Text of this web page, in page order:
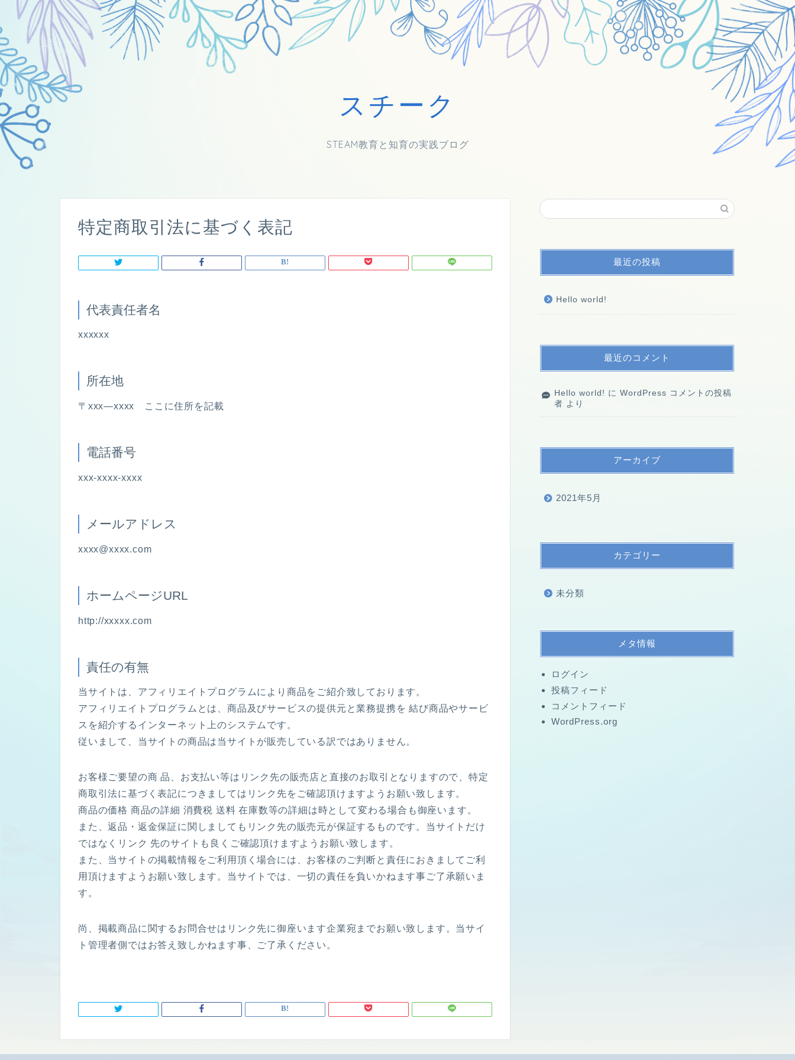
スチーク
STEAM教育と知育の実践ブログ
特定商取引法に基づく表記
代表責任者名
xxxxxx
所在地
〒xxx―xxxx ここに住所を記載
電話番号
xxx-xxxx-xxxx
メールアドレス
xxxx@xxxx.com
ホームページURL
http://xxxxx.com
責任の有無
当サイトは、アフィリエイトプログラムにより商品をご紹介致しております。
アフィリエイトプログラムとは、商品及びサービスの提供元と業務提携を 結び商品やサービ
スを紹介するインターネット上のシステムです。
従いまして、当サイトの商品は当サイトが販売している訳ではありません。
お客様ご要望の商 品、お支払い等はリンク先の販売店と直接のお取引となりますので、特定
商取引法に基づく表記につきましてはリンク先をご確認頂けますようお願い致します。
商品の価格 商品の詳細 消費税 送料 在庫数等の詳細は時として変わる場合も御座います。
また、返品・返金保証に関しましてもリンク先の販売元が保証するものです。当サイトだけ
ではなくリンク 先のサイトも良くご確認頂けますようお願い致します。
また、当サイトの掲載情報をご利用頂く場合には、お客様のご判断と責任におきましてご利
用頂けますようお願い致します。当サイトでは、一切の責任を負いかねます事ご了承願いま
す。
尚、掲載商品に関するお問合せはリンク先に御座います企業宛までお願い致します。当サイ
ト管理者側ではお答え致しかねます事、ご了承ください。
最近の投稿
Hello world!
最近のコメント
Hello world! に WordPress コメントの投稿
者 より
アーカイブ
2021年5月
カテゴリー
未分類
メタ情報
ログイン
投稿フィード
コメントフィード
WordPress.org